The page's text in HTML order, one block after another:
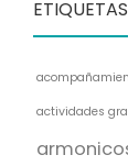
ETIQUETAS
actividades